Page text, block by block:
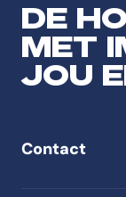
DE
MET
JOU
Contact